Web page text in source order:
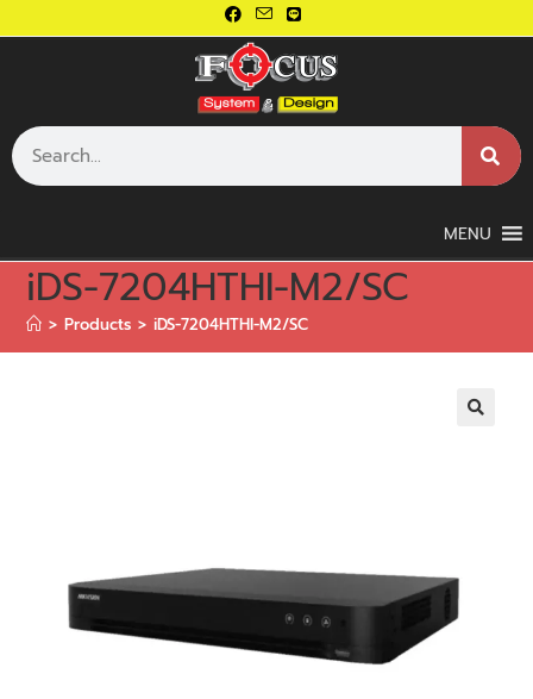
MENU
iDS-7204HTHI-M2/SC
> Products > iDS-7204HTHI-M2/SC